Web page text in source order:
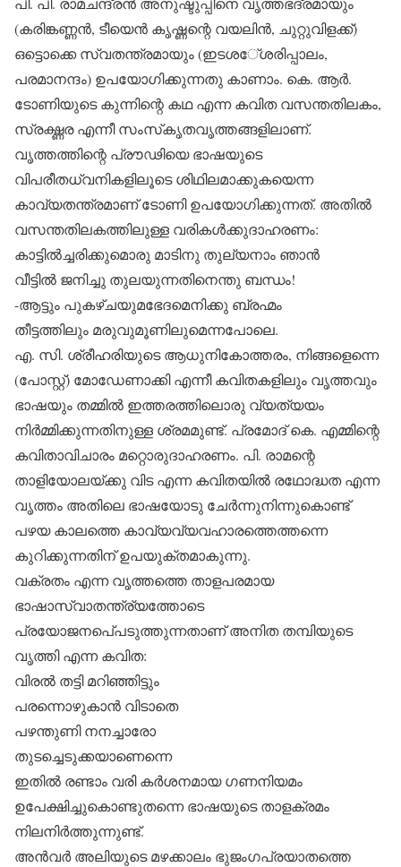
(കരിങ്കണ്ണന്‍, ടീയെന്‍ കൃഷ്ണന്റെ വയലിന്‍, ചുറ്റുവിളക്ക്)
ഒട്ടൊക്കെ സ്വതന്ത്രമായും (ഇടശേ്ശരിപ്പാലം,
പരമാനന്ദം) ഉപയോഗിക്കുന്നതു കാണാം. കെ. ആര്‍.
ടോണിയുടെ കുന്നിന്റെ കഥ എന്ന കവിത വസന്തതിലകം,
സ്രഗ്ദ്ധര എന്നീ സംസ്‌കൃതവൃത്തങ്ങളിലാണ്.
വൃത്തത്തിന്റെ പ്രൗഢിയെ ഭാഷയുടെ
വിപരീതധ്വനികളിലൂടെ ശിഥിലമാക്കുകയെന്ന
കാവ്യതന്ത്രമാണ് ടോണി ഉപയോഗിക്കുന്നത്. അതില്‍
വസന്തതിലകത്തിലുള്ള വരികള്‍ക്കുദാഹരണം:
കാട്ടില്‍ച്ചരിക്കുമൊരു മാടിനു തുല്യനാം ഞാന്‍
വീട്ടില്‍ ജനിച്ചു തുലയുന്നതിനെന്തു ബന്ധം!
-ആട്ടും പുകഴ്ചയുമഭേദമെനിക്കു ബ്രഹ്മം
തീട്ടത്തിലും മരുവുമൂണിലുമെന്നപോലെ.
എ. സി. ശ്രീഹരിയുടെ ആധുനികോത്തരം, നിങ്ങളെന്നെ
(പോസ്റ്റ്) മോഡേണാക്കി എന്നീ കവിതകളിലും വൃത്തവും
ഭാഷയും തമ്മില്‍ ഇത്തരത്തിലൊരു വ്യത്യയം
നിര്‍മ്മിക്കുന്നതിനുള്ള ശ്രമമുണ്ട്. പ്രമോദ് കെ. എമ്മിന്റെ
കവിതാവിചാരം മറ്റൊരുദാഹരണം. പി. രാമന്റെ
താളിയോലയ്ക്കു വിട എന്ന കവിതയില്‍ രഥോദ്ധത എന്ന
വൃത്തം അതിലെ ഭാഷയോടു ചേര്‍ന്നുനിന്നുകൊണ്ട്
പഴയ കാലത്തെ കാവ്യവ്യവഹാരത്തെത്തന്നെ
കുറിക്കുന്നതിന് ഉപയുക്തമാകുന്നു.
വക്രതം എന്ന വൃത്തത്തെ താളപരമായ
ഭാഷാസ്വാതന്ത്ര്യത്തോടെ
പ്രയോജനപെ്പടുത്തുന്നതാണ് അനിത തമ്പിയുടെ
വൃത്തി എന്ന കവിത:
വിരല്‍ തട്ടി മറിഞ്ഞിട്ടും
പരന്നൊഴുകാന്‍ വിടാതെ
പഴന്തുണി നനച്ചാരോ
തുടച്ചെടുക്കയാണെന്നെ
ഇതില്‍ രണ്ടാം വരി കര്‍ശനമായ ഗണനിയമം
ഉപേക്ഷിച്ചുകൊണ്ടുതന്നെ ഭാഷയുടെ താളക്രമം
നിലനിര്‍ത്തുന്നുണ്ട്.
അന്‍വര്‍ അലിയുടെ മഴക്കാലം ഭുജംഗപ്രയാതത്തെ